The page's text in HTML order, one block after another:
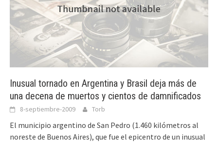
Inusual tornado en Argentina y Brasil deja más de
una decena de muertos y cientos de damnificados
8-septiembre-2009 Torb
El municipio argentino de San Pedro (1.460 kilómetros al
noreste de Buenos Aires), que fue el epicentro de un inusual